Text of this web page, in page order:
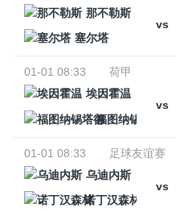
那不勒斯
vs
塞尔塔
01-01 08:33
荷甲
埃因霍温
vs
福图纳锡塔德
01-01 08:33
足球友谊赛
乌迪内斯
vs
诺丁汉森林